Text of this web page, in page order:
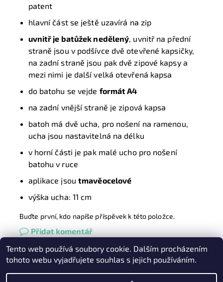
patent
hlavní část se ještě uzavírá na zip
uvnitř je batůžek nedělený , uvnitř na přední
straně jsou v podšívce dvě otevřené kapsičky,
na zadní straně jsou pak dvě zipové kapsy a
mezi nimi je další velká otevřená kapsa
do batohu se vejde formát A4
na zadní vnější straně je zipová kapsa
batoh má dvě ucha , pro nošení na ramenou,
ucha jsou nastavitelná na délku
vhorní části je pak malé ucho pro nošení
batohu v ruce
aplikace jsou tmavěocelové
výška ucha: 11cm
Buďte první, kdo napíše příspěvek k této položce.
Přidat komentář
Heureka.cz | Zboží.cz Oázakabelek
Tento web používá soubory cookie. Dalším procházením
tohoto webu vyjadřujete souhlas s jejich používáním.